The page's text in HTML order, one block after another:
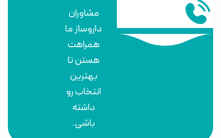
مشاوران
داروساز ما
همراهت
هستن تا
بهترین
انتخاب رو
داشته
باشی.